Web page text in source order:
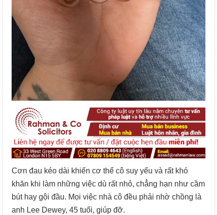
Cơn đau kéo dài khiến cơ thể cô suy yếu và rất khó
khăn khi làm những việc dù rất nhỏ, chẳng hạn như cầm
bút hay gội đầu. Mọi việc nhà cô đều phải nhờ chồng là
anh Lee Dewey, 45 tuổi, giúp đỡ.